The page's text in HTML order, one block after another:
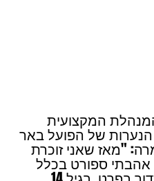
המנהלת המקצועית
של הפועל באר
"מאז שאני זוכרת
ספורט בכלל